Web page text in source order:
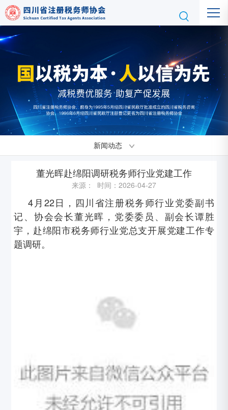
新闻动态
董光晖赴绵阳调研税务师行业党建工作
来源： 时间：2026-04-27
4月22日，四川省注册税务师行业党委副书
记、协会会长董光晖，党委委员、副会长谭胜
宇，赴绵阳市税务师行业党总支开展党建工作专
题调研。